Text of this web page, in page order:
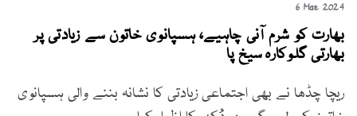
6 Mar 2024
بھارت کو شرم آنی چاہیے، ہسپانوی خاتون سے زیادتی پر
بھارتی گلوکارہ سیخ پا
ریچا چڈھا نے بھی اجتماعی زیادتی کا نشانہ بننے والی ہسپانوی